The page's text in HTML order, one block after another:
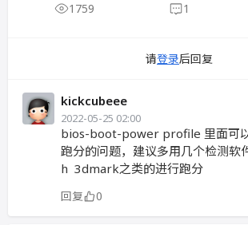
1759 1
请登录后回复
kickcubeee
2022-05-25 02:00
bios-boot-power profile 里面可
跑分的问题，建议多用几个检测软
h 3dmark之类的进行跑分
回复 0